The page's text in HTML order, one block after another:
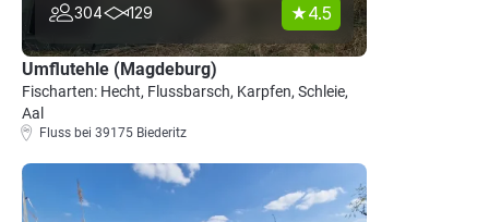
304 129 4.5
Umflutehle (Magdeburg)
Fischarten: Hecht, Flussbarsch, Karpfen, Schleie,
Aal
Fluss bei 39175 Biederitz